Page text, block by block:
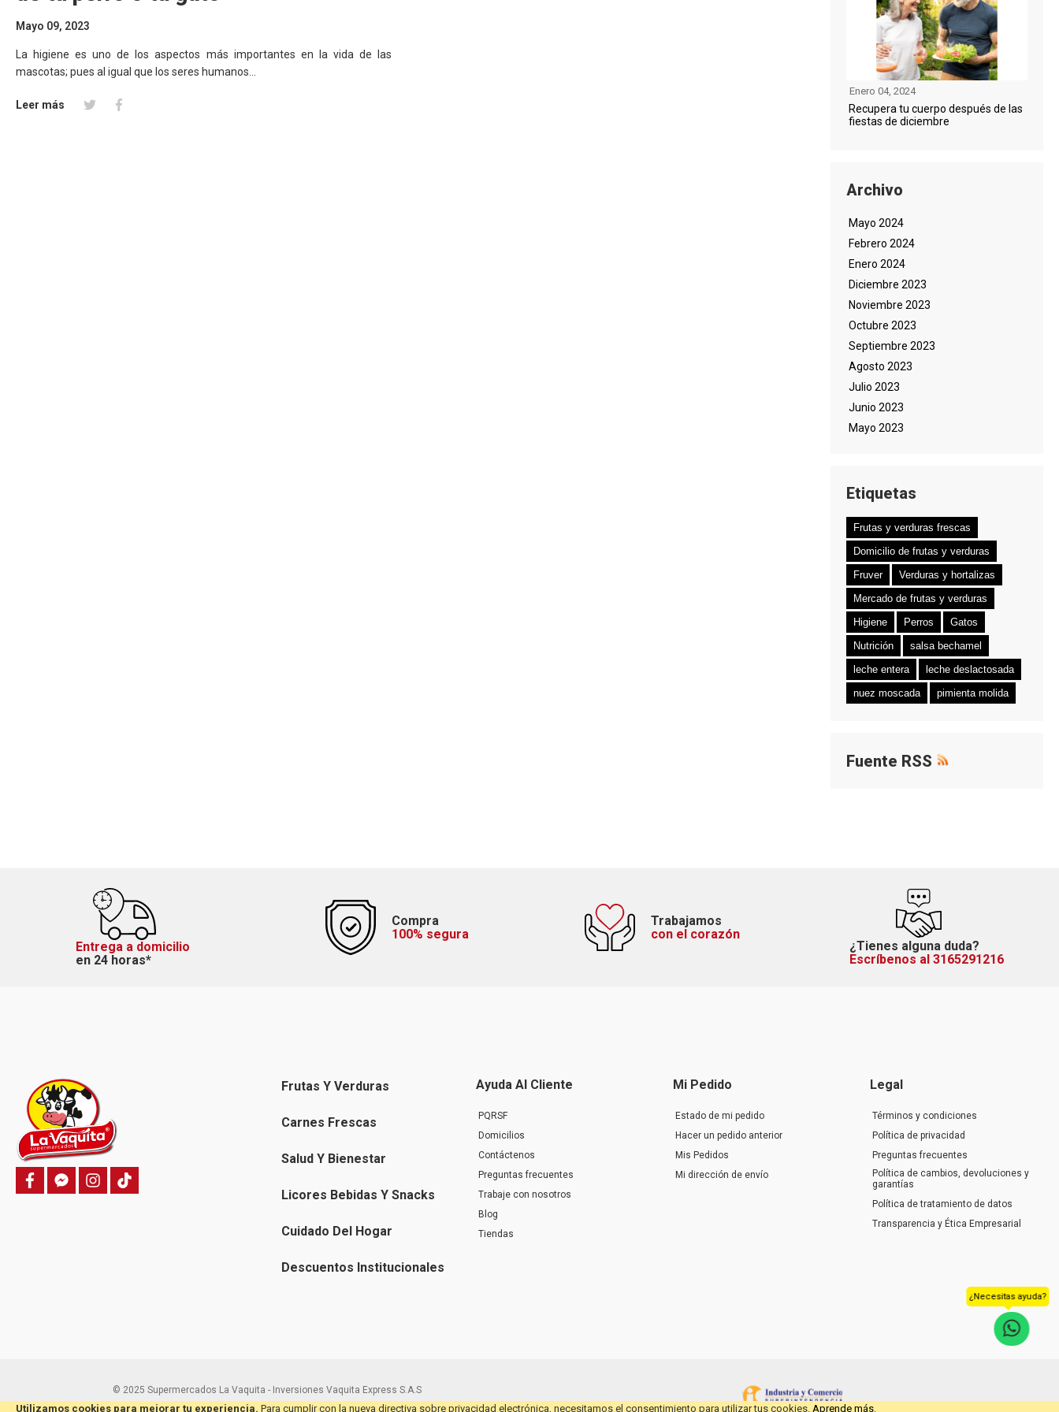
Utilizamos cookies para mejorar tu experiencia. Para cumplir con la nueva directiva sobre privacidad electrónica, necesitamos el consentimiento para utilizar tus cookies. Aprende más.
Mayo 09, 2023
La higiene es uno de los aspectos más importantes en la vida de las
mascotas; pues al igual que los seres humanos...
Leer más
Enero 04, 2024
Recupera tu cuerpo después de las
fiestas de diciembre
Archivo
Mayo 2024
Febrero 2024
Enero 2024
Diciembre 2023
Noviembre 2023
Octubre 2023
Septiembre 2023
Agosto 2023
Julio 2023
Junio 2023
Mayo 2023
Etiquetas
Frutas y verduras frescas
Domicilio de frutas y verduras
Fruver
Verduras y hortalizas
Mercado de frutas y verduras
Higiene
Perros
Gatos
Nutrición
salsa bechamel
leche entera
leche deslactosada
nuez moscada
pimienta molida
Fuente RSS
Entrega a domicilio
en 24 horas*
Compra
100% segura
Trabajamos
con el corazón
¿Tienes alguna duda?
Escríbenos al 3165291216
f
a
f
a
i
n
T
i
Frutas Y Verduras
Carnes Frescas
Salud Y Bienestar
Licores Bebidas Y Snacks
Cuidado Del Hogar
Descuentos Institucionales
Ayuda Al Cliente
PQRSF
Domicilios
Contáctenos
Preguntas frecuentes
Trabaje con nosotros
Blog
Tiendas
Mi Pedido
Estado de mi pedido
Hacer un pedido anterior
Mis Pedidos
Mi dirección de envío
Legal
Términos y condiciones
Política de privacidad
Preguntas frecuentes
Política de cambios, devoluciones y
garantías
Política de tratamiento de datos
Transparencia y Ética Empresarial
© 2025 Supermercados La Vaquita - Inversiones Vaquita Express S.A.S
¿Necesitas ayuda?